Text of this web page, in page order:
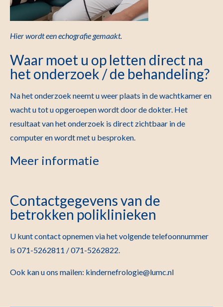
Hier wordt een echografie gemaakt.
Waar moet u op letten direct na
het onderzoek / de behandeling?
Na het onderzoek neemt u weer plaats in de wachtkamer en
wacht u tot u opgeroepen wordt door de dokter. Het
resultaat van het onderzoek is direct zichtbaar in de
computer en wordt met u besproken.
Meer informatie
Contactgegevens van de
betrokken poliklinieken
U kunt contact opnemen via het volgendetelefoonnummer
is 071-5262811 / 071-5262822.
Ook kan u ons mailen: kindernefrologie@lumc.nl